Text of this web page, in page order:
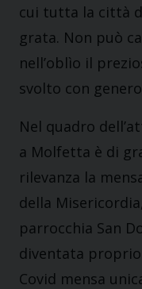
cui tutta la città
grata. Non può
nell’oblìo il
svolto con
Nel quadro
a Molfetta è di
rilevanza la
della
parrocchia San
diventata
Covid mensa